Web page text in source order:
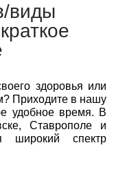
виды
здоровья или
Приходите в нашу
удобное время. В
Ставрополе и
широкий спектр